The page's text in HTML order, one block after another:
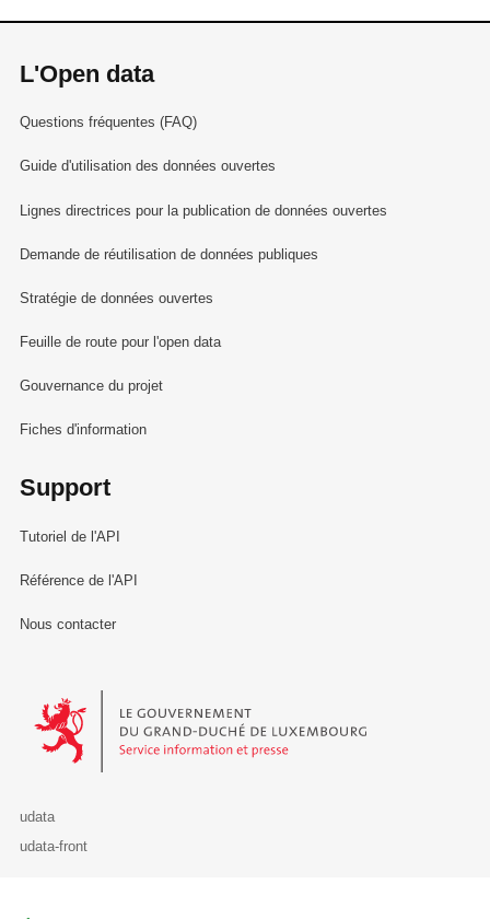
L'Open data
Questions fréquentes (FAQ)
Guide d'utilisation des données ouvertes
Lignes directrices pour la publication de données ouvertes
Demande de réutilisation de données publiques
Stratégie de données ouvertes
Feuille de route pour l'open data
Gouvernance du projet
Fiches d'information
Support
Tutoriel de l'API
Référence de l'API
Nous contacter
Le Gouvernement du Grand-Duché de Luxembourg - Service
udata
udata-front